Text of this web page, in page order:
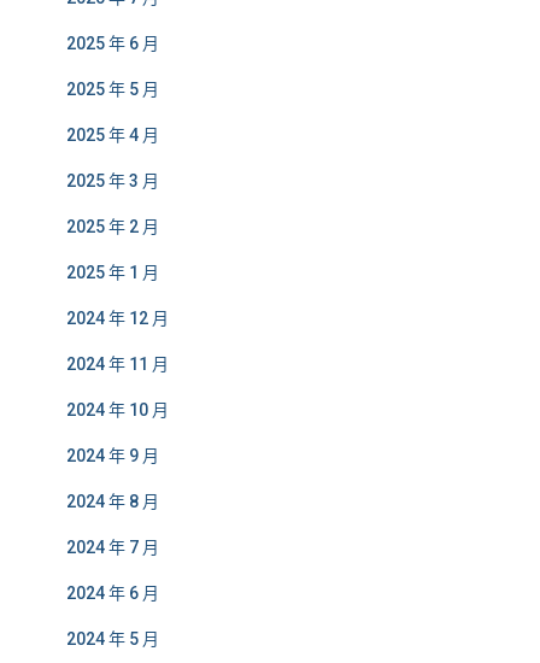
2025 年 6 月
2025 年 5 月
2025 年 4 月
2025 年 3 月
2025 年 2 月
2025 年 1 月
2024 年 12 月
2024 年 11 月
2024 年 10 月
2024 年 9 月
2024 年 8 月
2024 年 7 月
2024 年 6 月
2024 年 5 月